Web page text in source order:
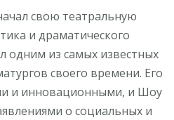
свою театральную
и драматического
одним из самых известных
своего времени. Его
и инновационными, и Шоу
о социальных и